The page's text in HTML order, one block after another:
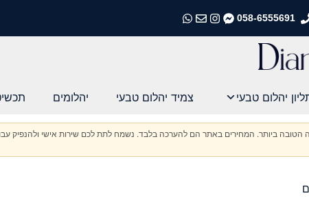
058-6555691
התקשרו אלינו
התקשרו אלינו
התקשרו אלינו
התקשרו אלינו
יהלום טבעי צמיד יהלום טבעי יהלומים
הטובה ביותר. המחירים באתר הם להערכה בלבד. נשמח לתת לכם שירות אישי ולהנפיק